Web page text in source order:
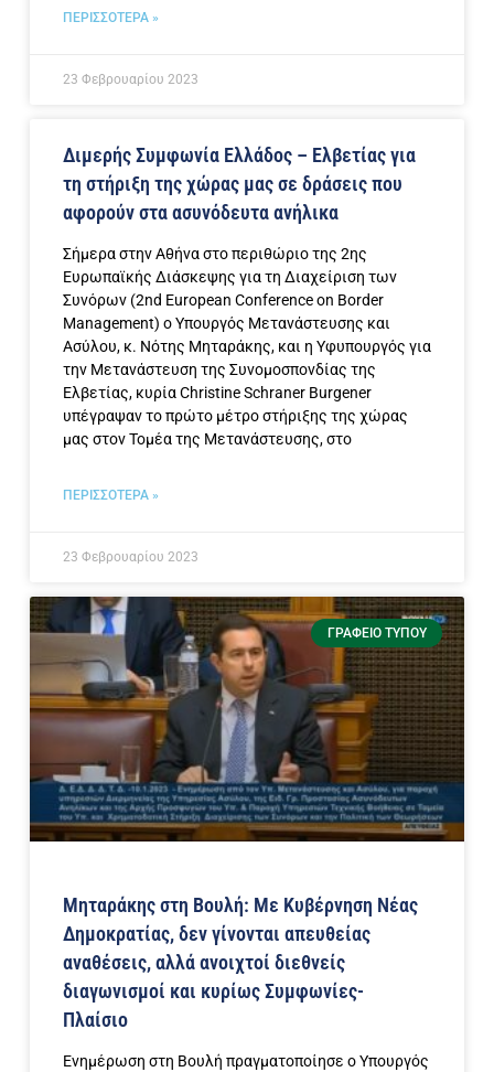
ΠΕΡΙΣΣΟΤΕΡΑ »
23 Φεβρουαρίου 2023
Διμερής Συμφωνία Ελλάδος – Ελβετίας για
τη στήριξη της χώρας μας σε δράσεις που
αφορούν στα ασυνόδευτα ανήλικα
Σήμερα στην Αθήνα στο περιθώριο της 2ης
Ευρωπαϊκής Διάσκεψης για τη Διαχείριση των
Συνόρων (2nd European Conference on Border
Management) ο Υπουργός Μετανάστευσης και
Ασύλου, κ. Νότης Μηταράκης, και η Υφυπουργός για
την Μετανάστευση της Συνομοσπονδίας της
Ελβετίας, κυρία Christine Schraner Burgener
υπέγραψαν το πρώτο μέτρο στήριξης της χώρας
μας στον Τομέα της Μετανάστευσης, στο
ΠΕΡΙΣΣΟΤΕΡΑ »
23 Φεβρουαρίου 2023
ΓΡΑΦΕΊΟ ΤΎΠΟΥ
Μηταράκης στη Βουλή: Με Κυβέρνηση Νέας
Δημοκρατίας, δεν γίνονται απευθείας
αναθέσεις, αλλά ανοιχτοί διεθνείς
διαγωνισμοί και κυρίως Συμφωνίες-
Πλαίσιο
Ενημέρωση στη Βουλή πραγματοποίησε ο Υπουργός